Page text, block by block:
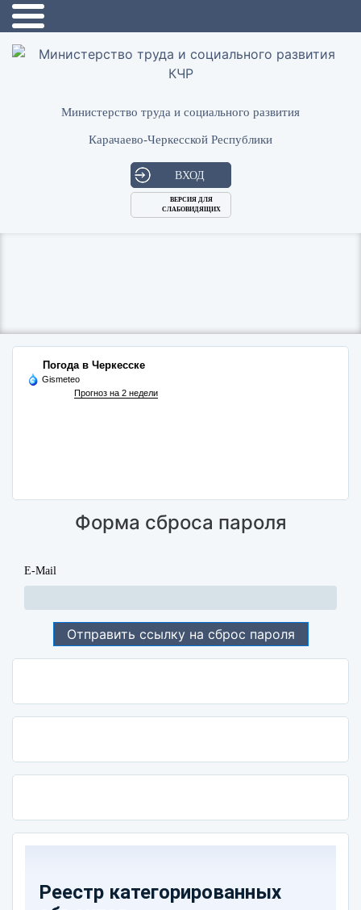
Министерство труда и социального развития
Карачаево-Черкесской Республики
ВХОД
ВЕРСИЯ ДЛЯ
СЛАБОВИДЯЩИХ
Погода в Черкесске
Gismeteo
Прогноз на 2 недели
Форма сброса пароля
E-Mail
Отправить ссылку на сброс пароля